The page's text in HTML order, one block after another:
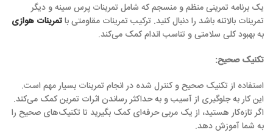
یک برنامه تمرینی منظم و منسجم که شامل تمرینات پرس سینه و دیگر
تمرینات بالاتنه باشد را دنبال کنید. ترکیب تمرینات مقاومتی باتمرینات هوازی
به بهبود کلی سلامتی و تناسب اندام کمک می‌کند.
تکنیک صحیح:
استفاده از تکنیک صحیح و کنترل شده در انجام تمرینات بسیار مهم است.
این کار به جلوگیری از آسیب و به حداکثر رساندن اثرات تمرین کمک می‌کند.
اگر تازه‌کار هستید، از یک مربی حرفه‌ای کمک بگیرید تا تکنیک‌های صحیح را
به شما آموزش دهد.